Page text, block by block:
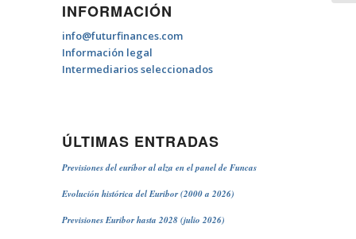
INFORMACIÓN
info@futurfinances.com
Información legal
Intermediarios seleccionados
ÚLTIMAS ENTRADAS
Previsiones del euríbor al alza en el panel de Funcas
Evolución histórica del Euribor (2000 a 2026)
Previsiones Euribor hasta 2028 (julio 2026)